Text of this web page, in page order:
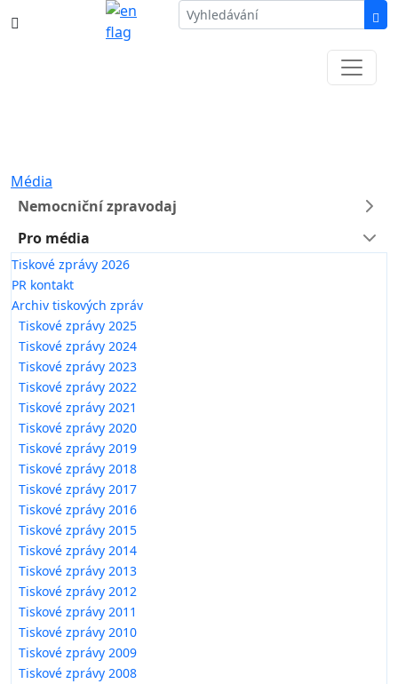
Média
Nemocniční zpravodaj
Pro média
Tiskové zprávy 2026
PR kontakt
Archiv tiskových zpráv
Tiskové zprávy 2025
Tiskové zprávy 2024
Tiskové zprávy 2023
Tiskové zprávy 2022
Tiskové zprávy 2021
Tiskové zprávy 2020
Tiskové zprávy 2019
Tiskové zprávy 2018
Tiskové zprávy 2017
Tiskové zprávy 2016
Tiskové zprávy 2015
Tiskové zprávy 2014
Tiskové zprávy 2013
Tiskové zprávy 2012
Tiskové zprávy 2011
Tiskové zprávy 2010
Tiskové zprávy 2009
Tiskové zprávy 2008